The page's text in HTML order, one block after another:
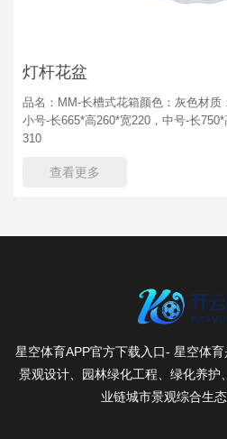
灯杆花盆
品名：MM-长槽式花箱颜色：灰色材质
小号-长665*高260*宽220，中号-长
310
查看更多
星空体育APP官方下载入口- 星空体育
景观设计、园林绿化工程、绿化养护
业链城市景观综合生态